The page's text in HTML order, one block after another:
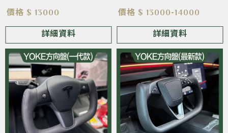
價格 $ 13000
詳細資料
價格 $ 13000-14000
詳細資料